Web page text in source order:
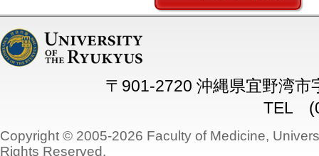
〒901-2720 沖縄県宜野湾市
TEL
Copyright © 2005-2026 Faculty of Medicine,
Rights Reserved.